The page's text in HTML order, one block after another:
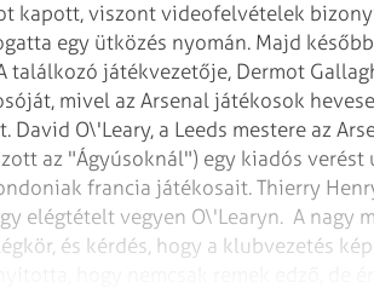
kapott, viszont videofelvételek
egy ütközés nyomán. Majd
találkozó játékvezetője, Dermot
mivel az Arsenal játékosok
David O\'Leary, a Leeds mestere az
az "Ágyúsoknál") egy kiadós
francia játékosait. Thierry
elégtételt vegyen O\'Learyn. A nagy
és kérdés, hogy a klubvezetés